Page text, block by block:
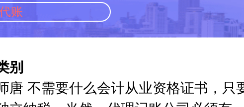
账
别
唐 不需要什么会计从业资格证书，只